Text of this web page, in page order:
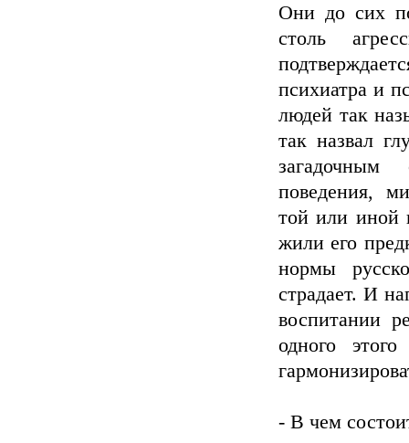
Они до сих
столь
психиатра и
людей так
так назвал
загадочным
поведения,
той или иной
жили его
нормы
страдает. И
воспитании
одного
- В чем